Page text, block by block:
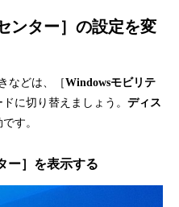
ンター］の設定を変
などは、［Windowsモビリテ
に切り替えましょう。 ディス
す。
ー］を表示する